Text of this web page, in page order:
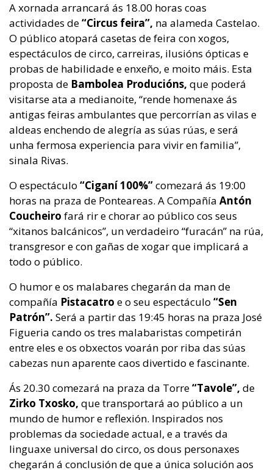
A xornada arrancará ás 18.00 horas coas
actividades de“Circus feira”, na alameda Castelao.
O público atopará casetas de feira con xogos,
espectáculos de circo, carreiras, ilusións ópticas e
probas de habilidade e enxeño, e moito máis. Esta
proposta de Bambolea Producións, que poderá
visitarse ata a medianoite, “rende homenaxe ás
antigas feiras ambulantes que percorrían as vilas e
aldeas enchendo de alegría as súas rúas, e será
unha fermosa experiencia para vivir en familia”,
sinala Rivas.
O espectáculo “Ciganí 100%”comezará ás 19:00
horas na praza de Ponteareas. A Compañía Antón
Coucheiro fará rir e chorar ao público cos seus
“xitanos balcánicos”, un verdadeiro “furacán” na rúa,
transgresor e con gañas de xogar que implicará a
todo o público.
O humor e os malabares chegarán da man de
compañía Pistacatro e o seu espectáculo “Sen
Patrón”. Será a partir das 19:45 horas na praza José
Figueria cando os tres malabaristas competirán
entre eles e os obxectos voarán por riba das súas
cabezas nun aparente caos divertido e fascinante.
Ás 20.30 comezará na praza da Torre“Tavole”, de
Zirko Txosko, que transportará ao público a un
mundo de humor e reflexión. Inspirados nos
problemas da sociedade actual, e a través da
linguaxe universal do circo, os dous personaxes
chegarán á conclusión de que a única solución aos